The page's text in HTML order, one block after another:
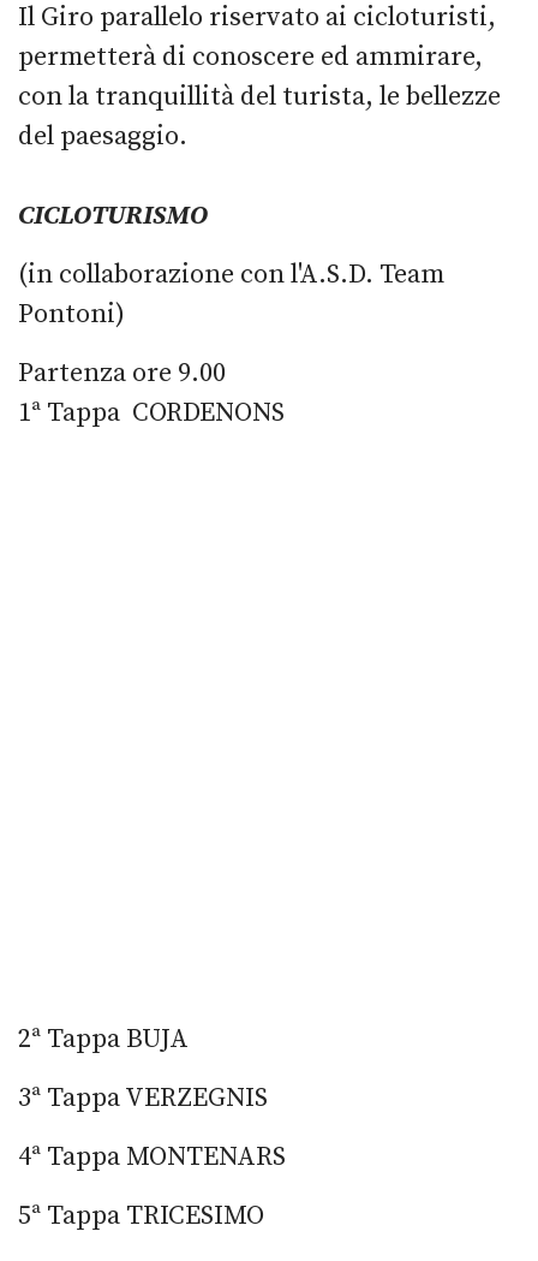
Il Giro parallelo riservato ai cicloturisti,
permetterà di conoscere ed ammirare,
con la tranquillità del turista, le bellezze
del paesaggio.
CICLOTURISMO
(in collaborazione con l'A.S.D. Team
Pontoni)
Partenza ore 9.00
1ª Tappa CORDENONS
2ª Tappa BUJA
3ª Tappa VERZEGNIS
4ª Tappa MONTENARS
5ª Tappa TRICESIMO